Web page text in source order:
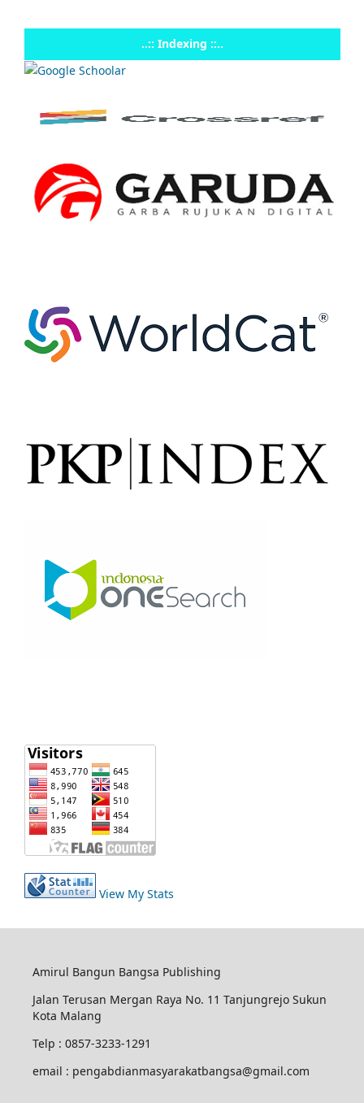
..:: Indexing ::..
View My Stats
Amirul Bangun Bangsa Publishing
Jalan Terusan Mergan Raya No. 11 Tanjungrejo Sukun
Kota Malang
Telp : 0857-3233-1291
email : pengabdianmasyarakatbangsa@gmail.com